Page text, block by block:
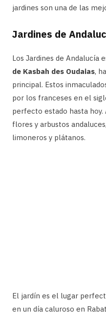
jardines son una de las
Jardines de
Los Jardines de Andalucía
de Kasbah des Oudaias,
principal. Estos
por los franceses en el
perfecto estado hasta hoy.
flores y arbustos
limoneros y plátanos.
El jardín es el lugar
en un día caluroso en